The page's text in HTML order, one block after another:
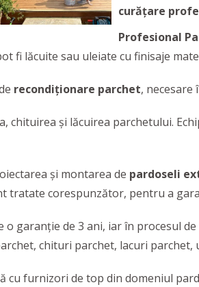
curățare
Profesional
fi lăcuite sau uleiate cu finisaje
recondiționare parchet,
chituirea și lăcuirea parchetului.
și montarea de pardoseli
tratate corespunzător, pentru a
o garanție de 3 ani, iar în procesul
chituri parchet, lacuri parchet,
cu furnizori de top din domeniul